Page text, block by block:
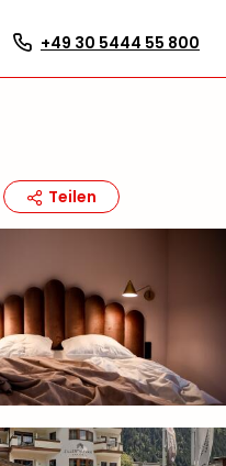
+49 30 5444 55 800
Teilen